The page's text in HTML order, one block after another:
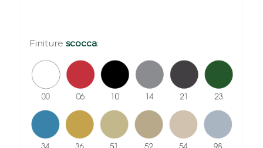
Finiture scocca: